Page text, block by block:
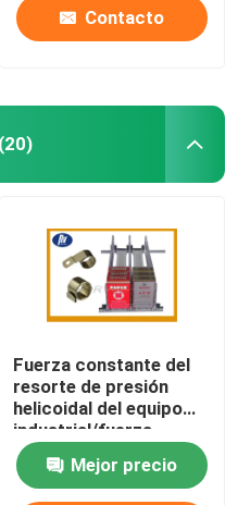
Contacto
(20)
Fuerza constante del
resorte de presión
helicoidal del equipo
industrial/fuerza
variable
Mejor precio